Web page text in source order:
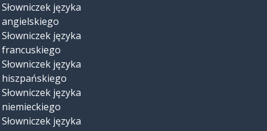
Słowniczek języka
angielskiego
Słowniczek języka
francuskiego
Słowniczek języka
hiszpańskiego
Słowniczek języka
niemieckiego
Słowniczek języka